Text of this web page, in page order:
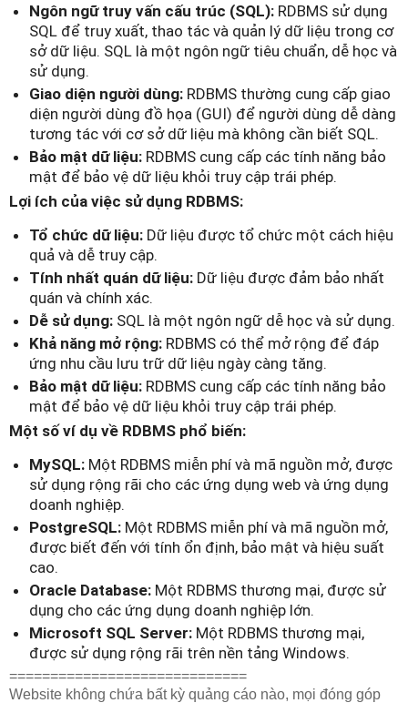
Ngôn ngữ truy vấn cấu trúc (SQL): RDBMS sử dụng
SQL để truy xuất, thao tác và quản lý dữ liệu trong cơ
sở dữ liệu. SQL là một ngôn ngữ tiêu chuẩn, dễ học và
sử dụng.
Giao diện người dùng: RDBMS thường cung cấp giao
diện người dùng đồ họa (GUI) để người dùng dễ dàng
tương tác với cơ sở dữ liệu mà không cần biết SQL.
Bảo mật dữ liệu: RDBMS cung cấp các tính năng bảo
mật để bảo vệ dữ liệu khỏi truy cập trái phép.
Lợi ích của việc sử dụng RDBMS:
Tổ chức dữ liệu: Dữ liệu được tổ chức một cách hiệu
quả và dễ truy cập.
Tính nhất quán dữ liệu: Dữ liệu được đảm bảo nhất
quán và chính xác.
Dễ sử dụng: SQL là một ngôn ngữ dễ học và sử dụng.
Khả năng mở rộng: RDBMS có thể mở rộng để đáp
ứng nhu cầu lưu trữ dữ liệu ngày càng tăng.
Bảo mật dữ liệu: RDBMS cung cấp các tính năng bảo
mật để bảo vệ dữ liệu khỏi truy cập trái phép.
Một số ví dụ về RDBMS phổ biến:
MySQL: Một RDBMS miễn phí và mã nguồn mở, được
sử dụng rộng rãi cho các ứng dụng web và ứng dụng
doanh nghiệp.
PostgreSQL: Một RDBMS miễn phí và mã nguồn mở,
được biết đến với tính ổn định, bảo mật và hiệu suất
cao.
Oracle Database: Một RDBMS thương mại, được sử
dụng cho các ứng dụng doanh nghiệp lớn.
Microsoft SQL Server: Một RDBMS thương mại,
được sử dụng rộng rãi trên nền tảng Windows.
=============================
Website không chứa bất kỳ quảng cáo nào, mọi đóng góp